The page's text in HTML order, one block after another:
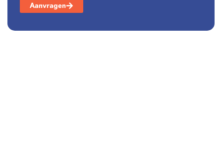
Aanvragen